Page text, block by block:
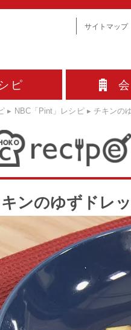
サイトマップ
ピ
▸ NBC「Pint」レシピ▸チキンの
ンのゆずドレ